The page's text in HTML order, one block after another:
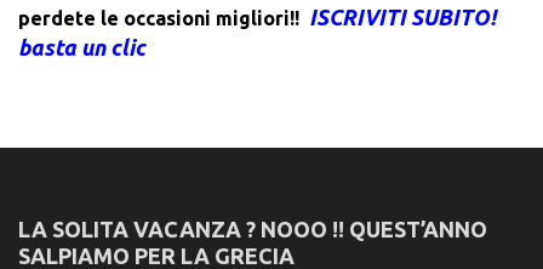
perdete le occasioni migliori!! ISCRIVITI SUBITO!
basta un clic
LA SOLITA VACANZA ? NOOO !! QUEST’ANNO
SALPIAMO PER LA GRECIA